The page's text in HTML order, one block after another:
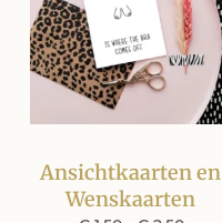
Ansichtkaarten en
Wenskaarten